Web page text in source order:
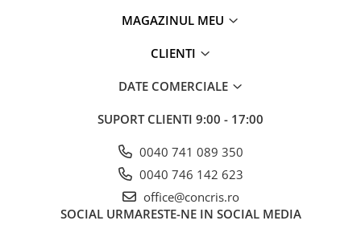
MAGAZINUL MEU
CLIENTI
DATE COMERCIALE
SUPORT CLIENTI 9:00 - 17:00
0040 741 089 350
0040 746 142 623
office@concris.ro
SOCIAL URMARESTE-NE IN SOCIAL MEDIA